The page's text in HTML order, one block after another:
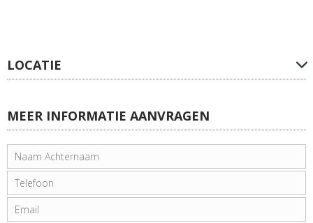
LOCATIE
MEER INFORMATIE AANVRAGEN